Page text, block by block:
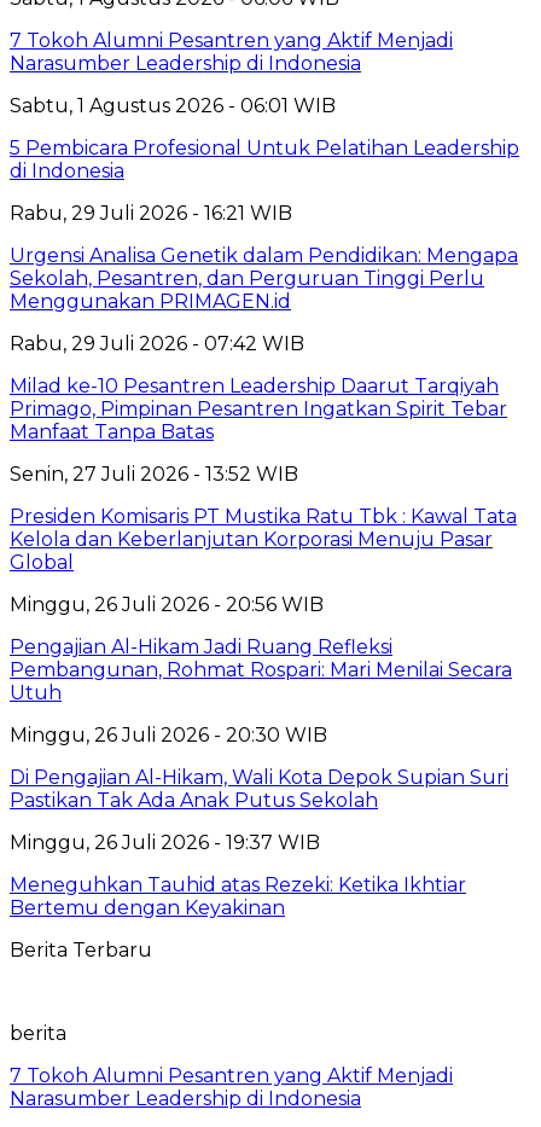
7 Tokoh Alumni Pesantren yang Aktif Menjadi
Narasumber Leadership di Indonesia
Sabtu, 1 Agustus 2026 - 06:01 WIB
5 Pembicara Profesional Untuk Pelatihan Leadership
di Indonesia
Rabu, 29 Juli 2026 - 16:21 WIB
Urgensi Analisa Genetik dalam Pendidikan: Mengapa
Sekolah, Pesantren, dan Perguruan Tinggi Perlu
Menggunakan PRIMAGEN.id
Rabu, 29 Juli 2026 - 07:42 WIB
Milad ke-10 Pesantren Leadership Daarut Tarqiyah
Primago, Pimpinan Pesantren Ingatkan Spirit Tebar
Manfaat Tanpa Batas
Senin, 27 Juli 2026 - 13:52 WIB
Presiden Komisaris PT Mustika Ratu Tbk : Kawal Tata
Kelola dan Keberlanjutan Korporasi Menuju Pasar
Global
Minggu, 26 Juli 2026 - 20:56 WIB
Pengajian Al-Hikam Jadi Ruang Refleksi
Pembangunan, Rohmat Rospari: Mari Menilai Secara
Utuh
Minggu, 26 Juli 2026 - 20:30 WIB
Di Pengajian Al-Hikam, Wali Kota Depok Supian Suri
Pastikan Tak Ada Anak Putus Sekolah
Minggu, 26 Juli 2026 - 19:37 WIB
Meneguhkan Tauhid atas Rezeki: Ketika Ikhtiar
Bertemu dengan Keyakinan
Berita Terbaru
berita
7 Tokoh Alumni Pesantren yang Aktif Menjadi
Narasumber Leadership di Indonesia